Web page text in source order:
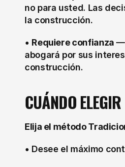
no para usted. Las
la construcción.
• Requiere confianza —
abogará por sus
construcción.
CUÁNDO
Elija el método
• Desee el máximo